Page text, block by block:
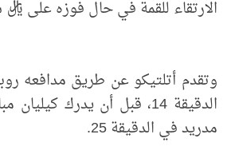
الارتقاء للقمة في حال فوزه على
وتقدم أتلتيكو عن طريق مدافعه
الدقيقة 14، قبل أن يدرك
مدريد في الدقيقة 25.